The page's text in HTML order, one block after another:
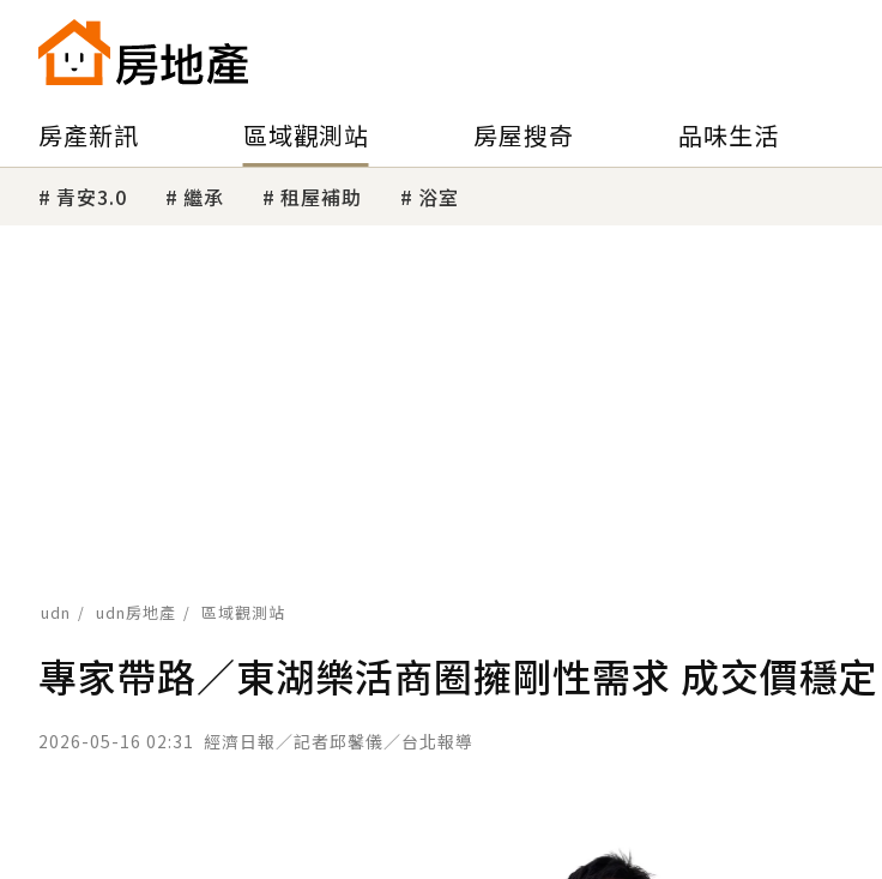
房產新訊 區域觀測站 房屋搜奇 品味生活
青安3.0 繼承 租屋補助 浴室
udn udn房地產 區域觀測站
專家帶路／東湖樂活商圈擁剛性需求 成交價穩定
2026-05-16 02:31 經濟日報／記者邱馨儀／台北報導